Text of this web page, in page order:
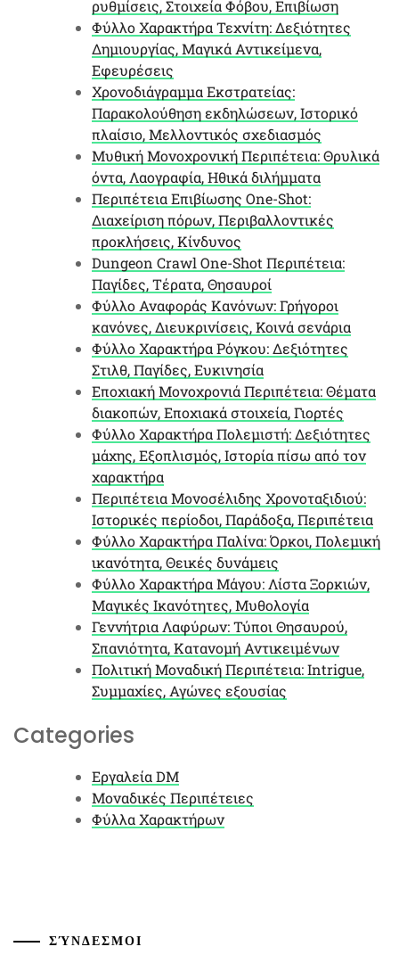
ρυθμίσεις, Στοιχεία Φόβου, Επιβίωση
Φύλλο Χαρακτήρα Τεχνίτη: Δεξιότητες
Δημιουργίας, Μαγικά Αντικείμενα,
Εφευρέσεις
Χρονοδιάγραμμα Εκστρατείας:
Παρακολούθηση εκδηλώσεων, Ιστορικό
πλαίσιο, Μελλοντικός σχεδιασμός
Μυθική Μονοχρονική Περιπέτεια: Θρυλικά
όντα, Λαογραφία, Ηθικά διλήμματα
Περιπέτεια Επιβίωσης One-Shot:
Διαχείριση πόρων, Περιβαλλοντικές
προκλήσεις, Κίνδυνος
Dungeon Crawl One-Shot Περιπέτεια:
Παγίδες, Τέρατα, Θησαυροί
Φύλλο Αναφοράς Κανόνων: Γρήγοροι
κανόνες, Διευκρινίσεις, Κοινά σενάρια
Φύλλο Χαρακτήρα Ρόγκου: Δεξιότητες
Στιλθ, Παγίδες, Ευκινησία
Εποχιακή Μονοχρονιά Περιπέτεια: Θέματα
διακοπών, Εποχιακά στοιχεία, Γιορτές
Φύλλο Χαρακτήρα Πολεμιστή: Δεξιότητες
μάχης, Εξοπλισμός, Ιστορία πίσω από τον
χαρακτήρα
Περιπέτεια Μονοσέλιδης Χρονοταξιδιού:
Ιστορικές περίοδοι, Παράδοξα, Περιπέτεια
Φύλλο Χαρακτήρα Παλίνα: Όρκοι, Πολεμική
ικανότητα, Θεικές δυνάμεις
Φύλλο Χαρακτήρα Μάγου: Λίστα Ξορκιών,
Μαγικές Ικανότητες, Μυθολογία
Γεννήτρια Λαφύρων: Τύποι Θησαυρού,
Σπανιότητα, Κατανομή Αντικειμένων
Πολιτική Μοναδική Περιπέτεια: Intrigue,
Συμμαχίες, Αγώνες εξουσίας
Categories
Εργαλεία DM
Μοναδικές Περιπέτειες
Φύλλα Χαρακτήρων
ΣΎΝΔΕΣΜΟΙ